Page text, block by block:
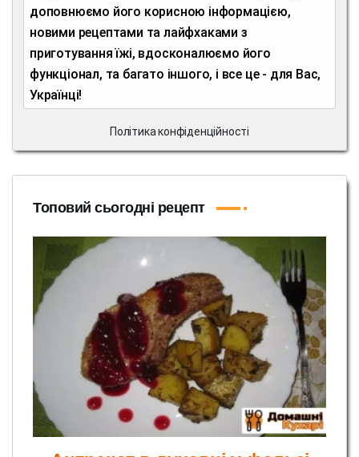
доповнюємо його корисною інформацією,
новими рецептами та лайфхаками з
приготування їжі, вдосконалюємо його
функціонал, та багато іншого, і все це - для Вас,
Українці!
Політика конфіденційності
Топовий сьогодні рецепт